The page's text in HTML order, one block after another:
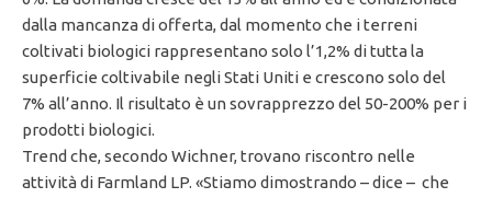
dalla mancanza di offerta, dal momento che i terreni
coltivati ​​biologici rappresentano solo l’1,2% di tutta la
superficie coltivabile negli Stati Uniti e crescono solo del
7% all’anno. Il risultato è un sovrapprezzo del 50-200% per i
prodotti biologici.
Trend che, secondo Wichner, trovano riscontro nelle
attività di Farmland LP. «Stiamo dimostrando – dice – che